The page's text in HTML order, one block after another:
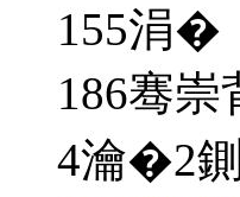
155涓�
186骞崇
4瀹�2